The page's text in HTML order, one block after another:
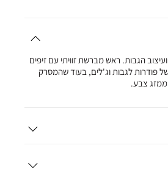
מילוי ועיצוב הגבות. ראש מברשת זוויתי עם זיפים
פודרות לגבות וג'לים, בעוד שהמסרק
צבע.